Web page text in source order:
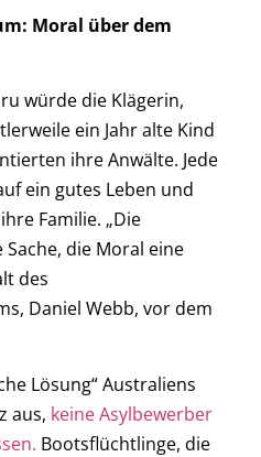
Moral über dem
würde die Klägerin,
ein Jahr alte Kind
ihre Anwälte. Jede
ein gutes Leben und
Familie. „Die
die Moral eine
des
Daniel Webb, vor dem
Lösung“ Australiens
aus, keine Asylbewerber
Bootsflüchtlinge, die